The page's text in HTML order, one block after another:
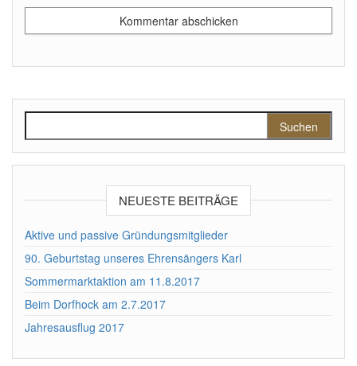
NEUESTE BEITRÄGE
Aktive und passive Gründungsmitglieder
90. Geburtstag unseres Ehrensängers Karl
Sommermarktaktion am 11.8.2017
Beim Dorfhock am 2.7.2017
Jahresausflug 2017